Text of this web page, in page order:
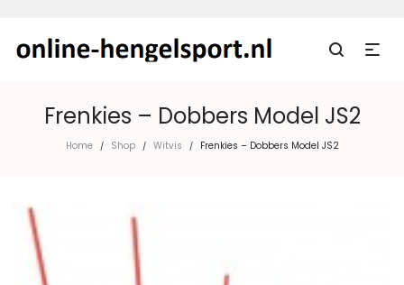
Frenkies – Dobbers Model JS2
Home / Shop / Witvis / Frenkies – Dobbers Model JS2